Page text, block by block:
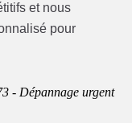
et nous
pour
- Dépannage urgent